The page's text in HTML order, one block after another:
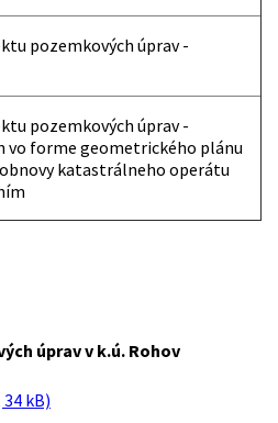
pozemkových úprav -
pozemkových úprav -
vo forme geometrického plánu
katastrálneho operátu
úprav v k.ú. Rohov
34 kB)